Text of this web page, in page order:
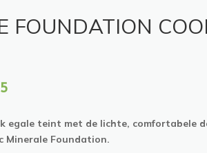
FOUNDATION
tot
€21.95
egale teint met de lichte, comfortabele
Minerale Foundation.